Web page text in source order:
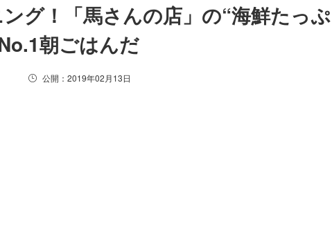
グ！「馬さんの店」の“海鮮たっ
朝ごはんだ
公開：2019年02月13日